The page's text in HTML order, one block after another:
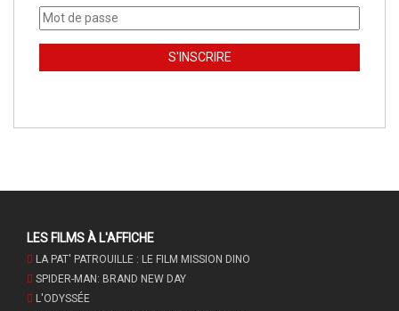
LES FILMS À L'AFFICHE
LA PAT' PATROUILLE : LE FILM MISSION DINO
SPIDER-MAN: BRAND NEW DAY
L'ODYSSÉE